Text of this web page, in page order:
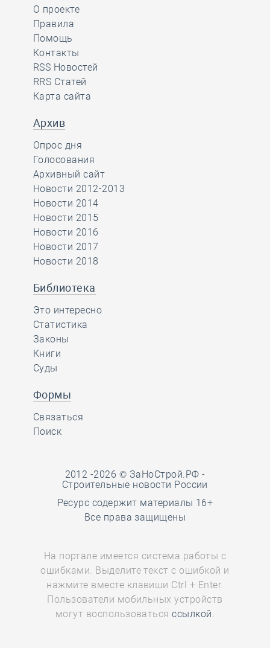
О проекте
Правила
Помощь
Контакты
RSS Новостей
RRS Статей
Карта сайта
Архив
Опрос дня
Голосования
Архивный сайт
Новости 2012-2013
Новости 2014
Новости 2015
Новости 2016
Новости 2017
Новости 2018
Библиотека
Это интересно
Статистика
Законы
Книги
Суды
Формы
Связаться
Поиск
2012 -2026 © ЗаНоСтрой.РФ -
Строительные новости России
Ресурс содержит материалы 16+
Все права защищены
На портале имеется система работы с
ошибками. Выделите текст с ошибкой и
нажмите вместе клавиши Ctrl + Enter.
Пользователи мобильных устройств
могут воспользоватьсяссылкой.